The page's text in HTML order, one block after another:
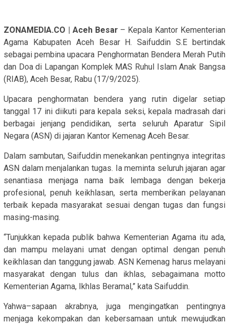
ZONAMEDIA.CO | Aceh Besar – Kepala Kantor Kementerian
Agama Kabupaten Aceh Besar H. Saifuddin S.E bertindak
sebagai pembina upacara Penghormatan Bendera Merah Putih
dan Doa di Lapangan Komplek MAS Ruhul Islam Anak Bangsa
(RIAB), Aceh Besar, Rabu (17/9/2025).
Upacara penghormatan bendera yang rutin digelar setiap
tanggal 17 ini diikuti para kepala seksi, kepala madrasah dari
berbagai jenjang pendidikan, serta seluruh Aparatur Sipil
Negara (ASN) di jajaran Kantor Kemenag Aceh Besar.
Dalam sambutan, Saifuddin menekankan pentingnya integritas
ASN dalam menjalankan tugas. Ia meminta seluruh jajaran agar
senantiasa menjaga nama baik lembaga dengan bekerja
profesional, penuh keikhlasan, serta memberikan pelayanan
terbaik kepada masyarakat sesuai dengan tugas dan fungsi
masing-masing.
“Tunjukkan kepada publik bahwa Kementerian Agama itu ada,
dan mampu melayani umat dengan optimal dengan penuh
keikhlasan dan tanggung jawab. ASN Kemenag harus melayani
masyarakat dengan tulus dan ikhlas, sebagaimana motto
Kementerian Agama, Ikhlas Beramal,” kata Saifuddin.
Yahwa–sapaan akrabnya, juga mengingatkan pentingnya
menjaga kekompakan dan kebersamaan untuk mewujudkan